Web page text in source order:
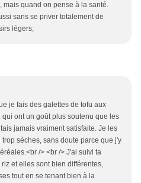
mais quand on pense à la santé.
sans se priver totalement de
légers;
je fais des galettes de tofu aux
ont un goût plus soutenu que les
jamais vraiment satisfaite. Je les
sèches, sans doute parce que j'y
/> <br /> J'ai suivi ta
et elles sont bien différentes,
tout en se tenant bien à la